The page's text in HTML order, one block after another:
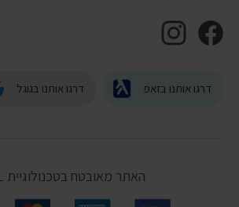
דרגו אותנו בזאפ דרגו אותנו בגוגל
האתר מאובטח בטכנולוגיית SSL